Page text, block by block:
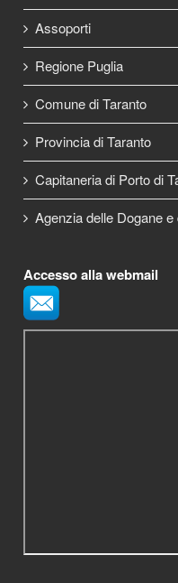
Assoporti
Regione Puglia
Comune di Taranto
Provincia di Taranto
Capitaneria di Porto di
Agenzia delle Dogane
Accesso alla webmail